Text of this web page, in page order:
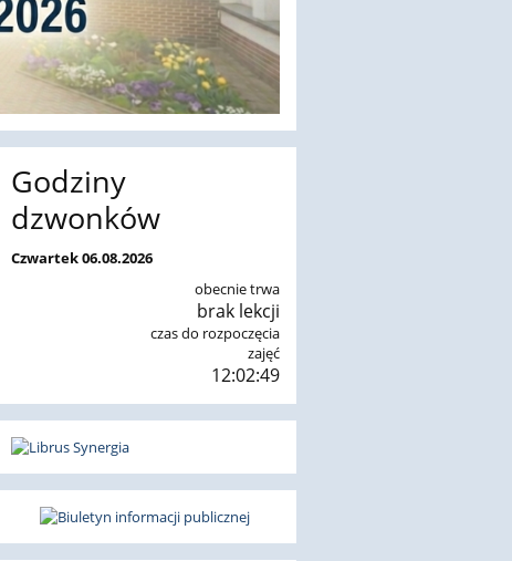
Godziny
dzwonków
Czwartek 06.08.2026
obecnie trwa
brak lekcji
czas do rozpoczęcia
zajęć
12:02:48